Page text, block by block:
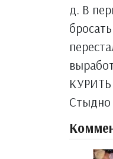
д. В
КУРИТЬ
Стыдно